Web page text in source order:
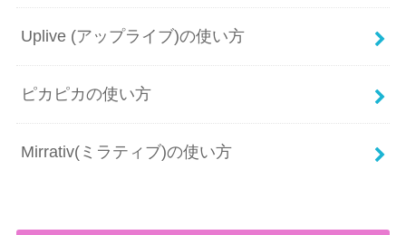
Uplive (アップライブ)の使い方
ピカピカの使い方
Mirrativ(ミラティブ)の使い方